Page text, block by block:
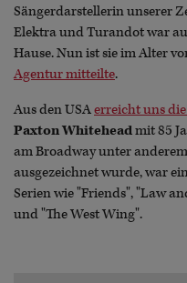
Sängerdarstellerin unserer
Elektra und Turandot war
Hause. Nun ist sie im Alter
Agentur mitteilte.
Aus den USAerreicht uns
Paxton Whiteheadmit 85
am Broadway unter
ausgezeichnet wurde, war
Serien wie "Friends", "Law
und "The West Wing".